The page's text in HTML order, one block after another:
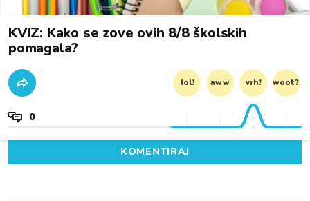
KVIZ: Kako se zove ovih 8/8 školskih
pomagala?
lol! aww vrh! woot?!
0
KOMENTIRAJ